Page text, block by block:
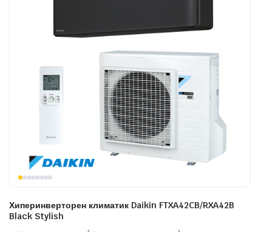
Хиперинверторен климатик Daikin FTXA42CB/RXA42B
Black Stylish